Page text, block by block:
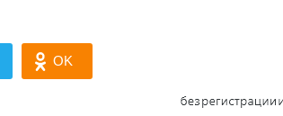
OK